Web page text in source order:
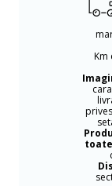
Km